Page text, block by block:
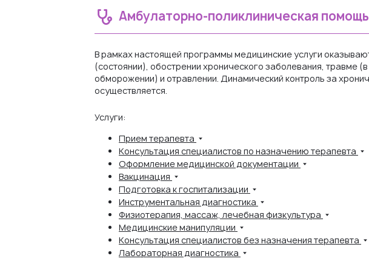
Амбулаторно-поликлиническая помощь
В рамках настоящей программы медицинские услуги
(состоянии), обострении хронического заболевания, травме
обморожении) и отравлении. Динамический контроль за
осуществляется.
Услуги:
Прием терапевта
Консультация специалистов по назначению терапевта
Оформление медицинской документации
Вакцинация
Подготовка к госпитализации
Инструментальная диагностика
Физиотерапия, массаж, лечебная физкультура
Медицинские манипуляции
Консультация специалистов без назначения терапевта
Лабораторная диагностика